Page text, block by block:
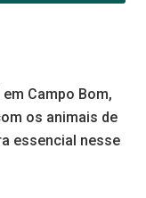
Campo Bom,
os animais de
essencial nesse